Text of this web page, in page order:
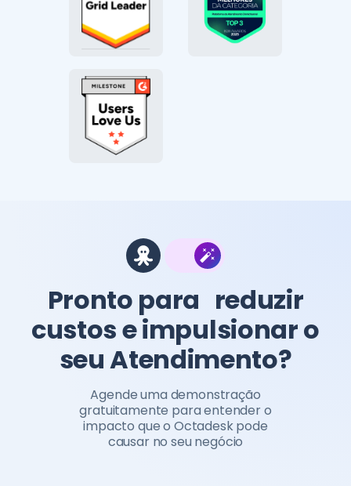
Pronto para reduzir
custos e impulsionar o
seu Atendimento?
Agende uma demonstração
gratuitamente para entender o
impacto que o Octadesk pode
causar no seu negócio